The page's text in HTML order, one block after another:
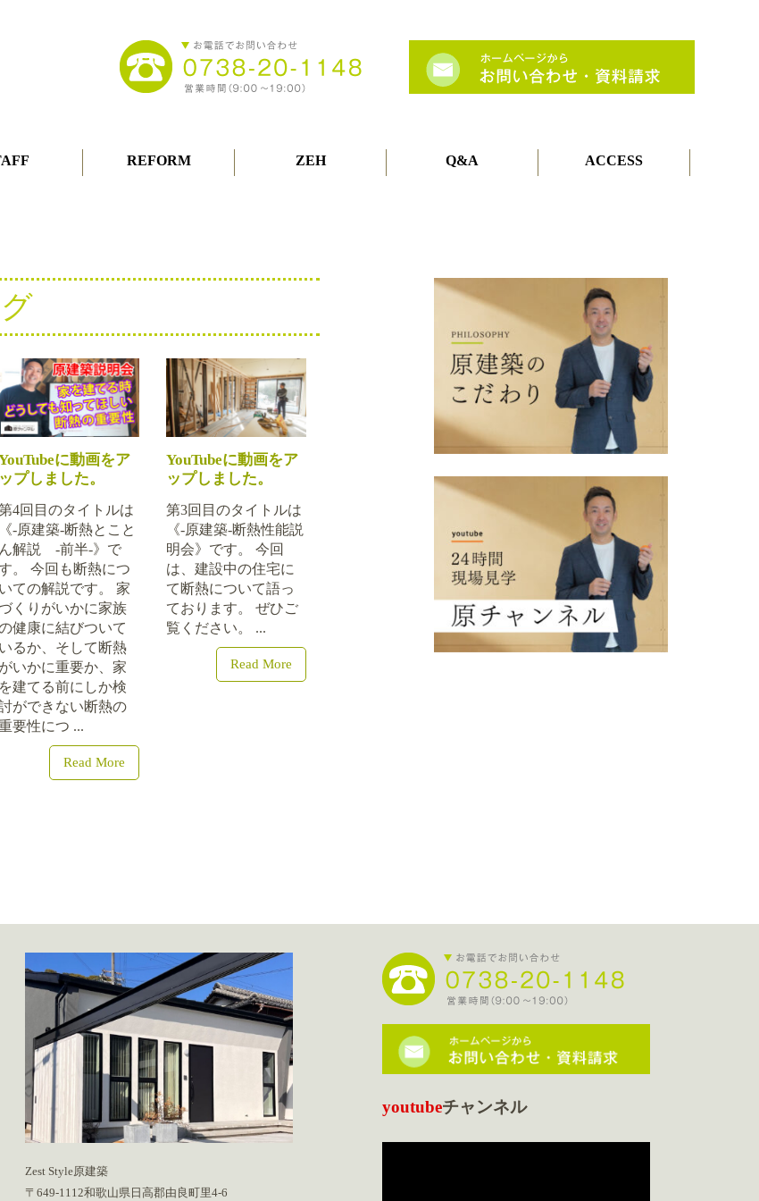
REFORM ZEH Q&A ACCESS
に動画をア
ップしました。
4回目のタイトルは
《-原建築-断熱とこと
ん解説 -前半-》で
。 今回も断熱につ
いての解説です。 家
くりがいかに家族
健康に結びついて
いるか、そして断熱
がいかに重要か、家
を建てる前にしか検
ができない断熱の
要性につ ...
Read More
YouTubeに動画をア
ップしました。
第3回目のタイトルは
《-原建築-断熱性能説
明会》です。 今回
は、建設中の住宅に
て断熱について語っ
ております。 ぜひご
覧ください。 ...
Read More
Zest Style原建築
〒649-1112和歌山県日高郡由良町里4-6
youtubeチャンネル